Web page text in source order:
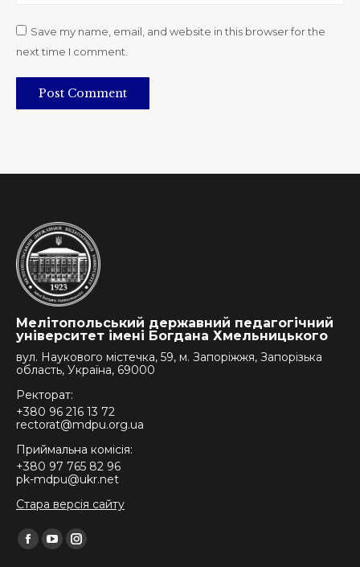
Save my name, email, and website in this browser for the
next time I comment.
Post Comment
Мелітопольський державний педагогічний
університет імені Богдана Хмельницького
вул. Наукового містечка, 59, м. Запоріжжя, Запорізька
область, Україна, 69000
Ректорат:
+380 96 216 13 72
rectorat@mdpu.org.ua
Приймальна комісія:
+380 97 765 82 96
pk-mdpu@ukr.net
Стара версія сайту
Find us on:
Facebook
YouTubeInstagram